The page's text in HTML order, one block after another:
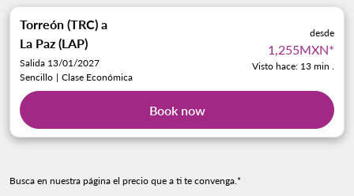
Torreón (TRC) a
La Paz (LAP)
Salida 13/01/2027
Sencillo | Clase Económica
desde
1,255MXN*
Visto hace: 13 min .
Book now
Busca en nuestra página el precio que a ti te convenga.*